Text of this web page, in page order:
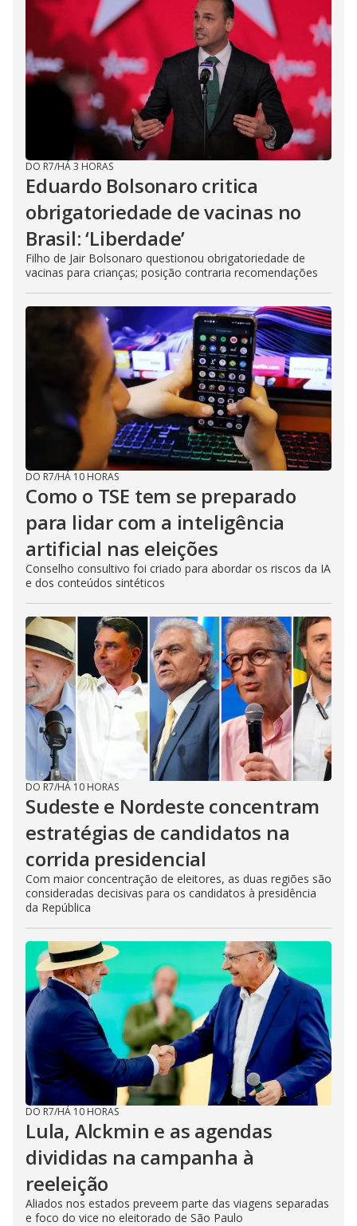
DO R7/HÁ 3 HORAS
Eduardo Bolsonaro critica
obrigatoriedade de vacinas no
Brasil: ‘Liberdade’
Filho de Jair Bolsonaro questionou obrigatoriedade de
vacinas para crianças; posição contraria recomendações
DO R7/HÁ 10 HORAS
Como o TSE tem se preparado
para lidar com a inteligência
artificial nas eleições
Conselho consultivo foi criado para abordar os riscos da IA
e dos conteúdos sintéticos
DO R7/HÁ 10 HORAS
Sudeste e Nordeste concentram
estratégias de candidatos na
corrida presidencial
Com maior concentração de eleitores, as duas regiões são
consideradas decisivas para os candidatos à presidência
da República
DO R7/HÁ 10 HORAS
Lula, Alckmin e as agendas
divididas na campanha à
reeleição
Aliados nos estados preveem parte das viagens separadas
e foco do vice no eleitorado de São Paulo